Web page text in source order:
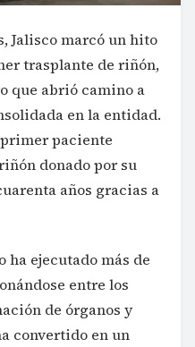
Jalisco marcó un hito
trasplante de riñón,
que abrió camino a
en la entidad.
primer paciente
donado por su
años gracias a
ha ejecutado más de
entre los
de órganos y
convertido en un